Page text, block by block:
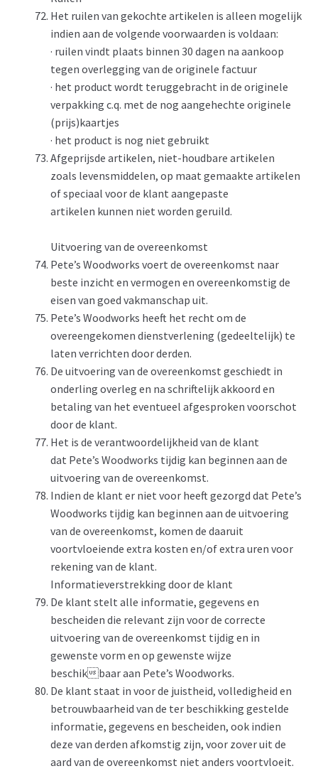
Het ruilen van gekochte artikelen is alleen mogelijk
indien aan de volgende voorwaarden is voldaan:
· ruilen vindt plaats binnen 30 dagen na aankoop
tegen overlegging van de originele factuur
· het product wordt teruggebracht in de originele
verpakking c.q. met de nog aangehechte originele
(prijs)kaartjes
· het product is nog niet gebruikt
Afgeprijsde artikelen, niet-houdbare artikelen
zoals levensmiddelen, op maat gemaakte artikelen
of speciaal voor de klant aangepaste
artikelen kunnen niet worden geruild.
Uitvoering van de overeenkomst
Pete’s Woodworks voert de overeenkomst naar
beste inzicht en vermogen en overeenkomstig de
eisen van goed vakmanschap uit.
Pete’s Woodworks heeft het recht om de
overeengekomen dienstverlening (gedeeltelijk) te
laten verrichten door derden.
De uitvoering van de overeenkomst geschiedt in
onderling overleg en na schriftelijk akkoord en
betaling van het eventueel afgesproken voorschot
door de klant.
Het is de verantwoordelijkheid van de klant
dat Pete’s Woodworks tijdig kan beginnen aan de
uitvoering van de overeenkomst.
Indien de klant er niet voor heeft gezorgd dat Pete’s
Woodworks tijdig kan beginnen aan de uitvoering
van de overeenkomst, komen de daaruit
voortvloeiende extra kosten en/of extra uren voor
rekening van de klant.
Informatieverstrekking door de klant
De klant stelt alle informatie, gegevens en
bescheiden die relevant zijn voor de correcte
uitvoering van de overeenkomst tijdig en in
gewenste vorm en op gewenste wijze
beschikbaar aan Pete’s Woodworks.
De klant staat in voor de juistheid, volledigheid en
betrouwbaarheid van de ter beschikking gestelde
informatie, gegevens en bescheiden, ook indien
deze van derden afkomstig zijn, voor zover uit de
aard van de overeenkomst niet anders voortvloeit.